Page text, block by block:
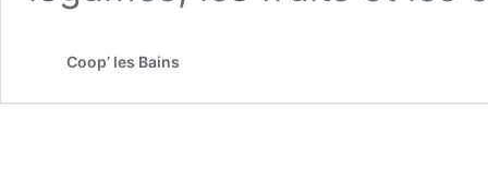
Coop’ les Bains